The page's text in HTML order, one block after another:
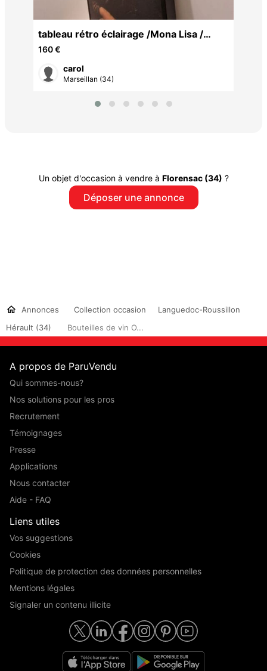
tableau rétro éclairage /Mona Lisa /
Virgil Abloh
160 €
carol
Marseillan (34)
Un objet d'occasion à vendre à Florensac (34) ?
Déposer une annonce
Annonces Collection occasion
Languedoc-Roussillon
Hérault (34)
Bouteilles de vin O...
A propos de ParuVendu
Qui sommes-nous?
Nos solutions pour les pros
Recrutement
Témoignages
Presse
Applications
Nous contacter
Aide - FAQ
Liens utiles
Vos suggestions
Cookies
Politique de protection des données personnelles
Mentions légales
Signaler un contenu illicite